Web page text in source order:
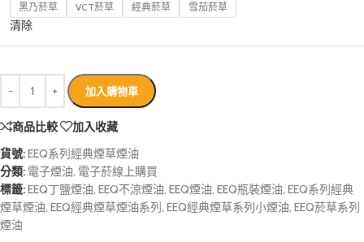
黑乃菸草 VCT菸草 經典菸草 雪茄菸草
清除
加入購物車
商品比較
加入收藏
貨號:EEQ系列經典煙草煙油
分類: 電子煙油, 電子菸線上購買
標籤:EEQ丁鹽煙油, EEQ不涼煙油, EEQ煙油, EEQ瓶裝煙油, EEQ系列經典
煙草煙油, EEQ經典煙草煙油系列, EEQ經典煙草系列小煙油, EEQ菸草系列
煙油